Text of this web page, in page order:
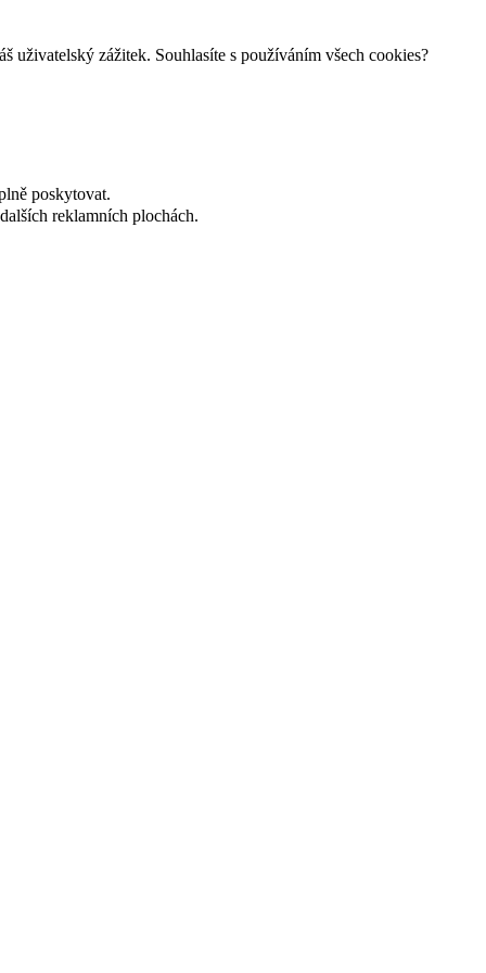
uživatelský zážitek. Souhlasíte s používáním všech cookies?
poskytovat.
reklamních plochách.